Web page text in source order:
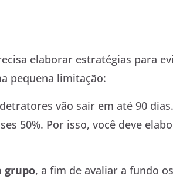
elaborar estratégias para
pequena limitação:
vão sair em até 90
50%. Por isso, você deve
grupo, a fim de avaliar a fundo os